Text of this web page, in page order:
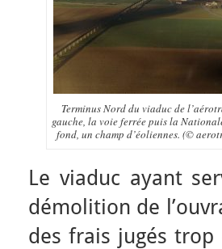
Terminus Nord du viaduc de
gauche, la voie ferrée puis la
fond, un champ d’éoliennes. (©
Le viaduc ayant
démolition de
des frais jugés trop